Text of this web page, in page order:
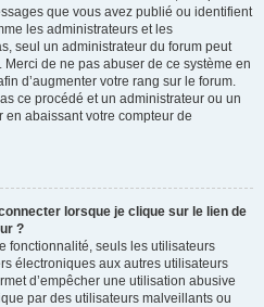
que vous avez publié ou identifient
les administrateurs et les
seul un administrateur du forum peut
de ne pas abuser de ce système en
d’augmenter votre rang sur le forum.
ce procédé et un administrateur ou un
abaissant votre compteur de
lorsque je clique sur le lien de
?
fonctionnalité, seuls les utilisateurs
électroniques aux autres utilisateurs
d’empêcher une utilisation abusive
par des utilisateurs malveillants ou